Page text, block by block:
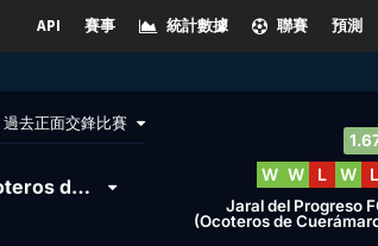
預測
聯賽
統計數據
賽事
API
過去正面交鋒比賽
Magos對Jaral del Progreso FC (Ocoteros de Cuerámaro) W W L W L
Jaral del Progreso
(Ocoteros de